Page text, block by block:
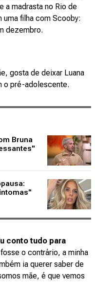
a madrasta no Rio de
uma filha com Scooby:
dezembro.
gosta de deixar Luana
o pré-adolescente.
Bruna
conto tudo para
o contrário, a minha
ia querer saber de
mãe, é que vemos